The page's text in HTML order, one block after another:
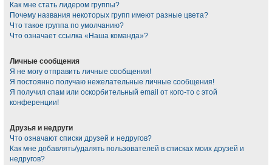
Как мне стать лидером группы?
Почему названия некоторых групп имеют разные цвета?
Что такое группа по умолчанию?
Что означает ссылка «Наша команда»?
Личные сообщения
Я не могу отправить личные сообщения!
Я постоянно получаю нежелательные личные сообщения!
Я получил спам или оскорбительный email от кого-то с этой
конференции!
Друзья и недруги
Что означают списки друзей и недругов?
Как мне добавлять/удалять пользователей в списках моих друзей и
недругов?